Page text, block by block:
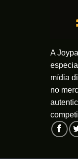
A
mídia
no